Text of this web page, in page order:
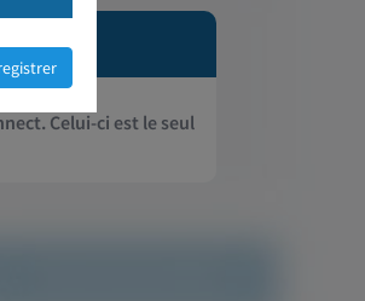
Celui-ci est le seul